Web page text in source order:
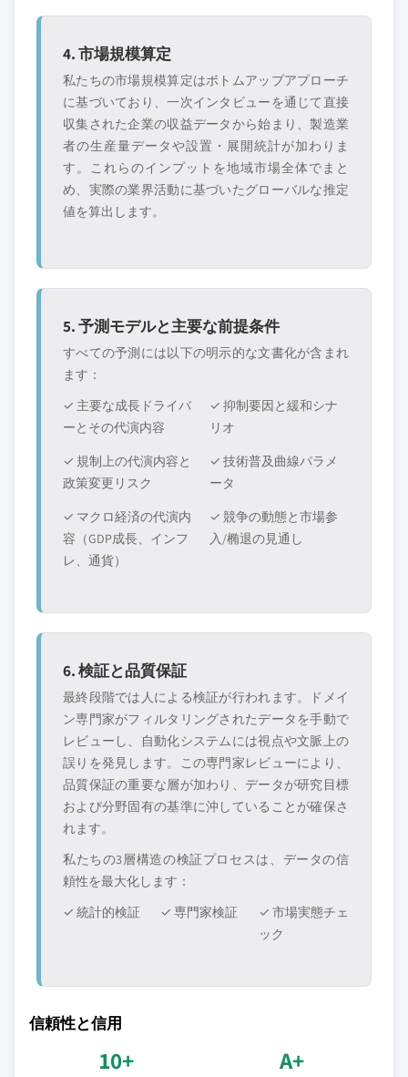
4. 市場規模算定
私たちの市場規模算定はボトムアップアプローチ
に基づいており、一次インタビューを通じて直接
収集された企業の収益データから始まり、製造業
者の生産量データや設置・展開統計が加わりま
す。これらのインプットを地域市場全体でまと
め、実際の業界活動に基づいたグローバルな推定
値を算出します。
5. 予測モデルと主要な前提条件
すべての予測には以下の明示的な文書化が含まれ
ます：
✓ 主要な成長ドライバ
ーとその代演内容
✓ 抑制要因と緩和シナ
リオ
✓ 規制上の代演内容と
政策変更リスク
✓ 技術普及曲線パラメ
ータ
✓ マクロ経済の代演内
容（GDP成長、インフ
レ、通貨）
✓ 競争の動態と市場参
入/椭退の見通し
6. 検証と品質保証
最終段階では人による検証が行われます。ドメイ
ン専門家がフィルタリングされたデータを手動で
レビューし、自動化システムには視点や文脈上の
誤りを発見します。この専門家レビューにより、
品質保証の重要な層が加わり、データが研究目標
および分野固有の基準に沖していることが確保さ
れます。
私たちの3層構造の検証プロセスは、データの信
頼性を最大化します：
✓ 統計的検証
✓ 専門家検証
✓ 市場実態チェ
ック
信頼性と信用
10+ A+